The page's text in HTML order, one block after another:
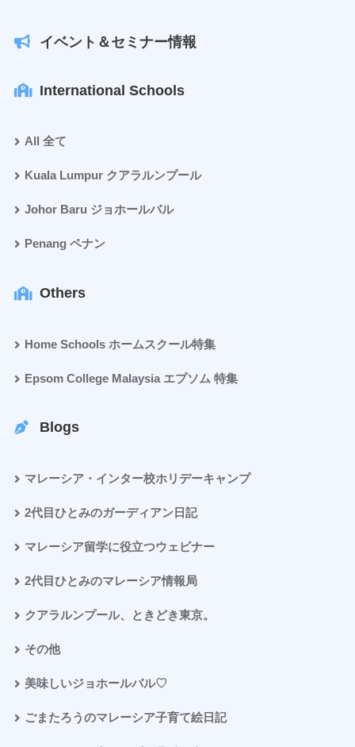
イベント＆セミナー情報
International Schools
All 全て
Kuala Lumpur クアラルンプール
Johor Baru ジョホールバル
Penang ペナン
Others
Home Schools ホームスクール特集
Epsom College Malaysia エプソム 特集
Blogs
マレーシア・インター校ホリデーキャンプ
2代目ひとみのガーディアン日記
マレーシア留学に役立つウェビナー
2代目ひとみのマレーシア情報局
クアラルンプール、ときどき東京。
その他
美味しいジョホールバル♡
ごまたろうのマレーシア子育て絵日記